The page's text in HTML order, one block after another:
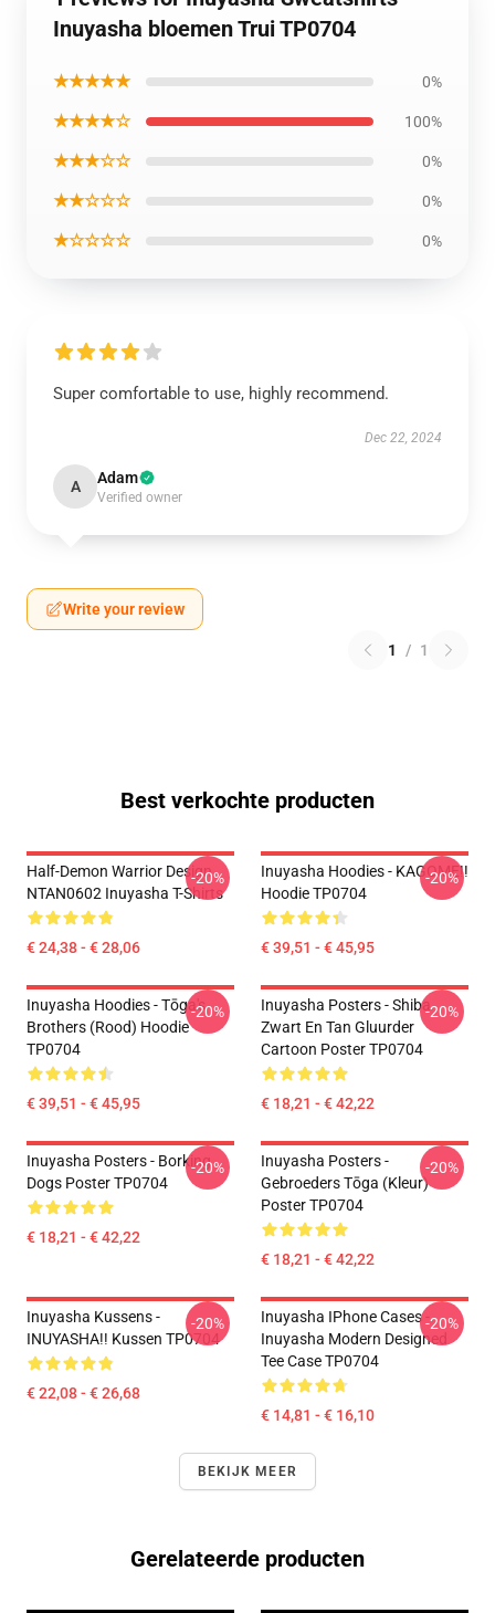
Inuyasha bloemen Trui TP0704
★★★★★ 0%
★★★★☆ 100%
★★★☆☆ 0%
★★☆☆☆ 0%
★☆☆☆☆ 0%
Super comfortable to use, highly recommend.
Dec 22, 2024
A Adam
Verified owner
Write your review
1 / 1
Best verkochte producten
Half-Demon Warrior Design
NTAN0602 Inuyasha T-Shirts
€ 24,38 - € 28,06
-20%
Inuyasha Hoodies - KAGOME!!
Hoodie TP0704
€ 39,51 - € 45,95
-20%
Inuyasha Hoodies - Tōga's
Brothers (rood) Hoodie
TP0704
€ 39,51 - € 45,95
-20%
Inuyasha Posters - Shiba
Zwart En Tan Gluurder
Cartoon Poster TP0704
€ 18,21 - € 42,22
-20%
Inuyasha Posters - Borking
Dogs Poster TP0704
€ 18,21 - € 42,22
-20%
Inuyasha Posters -
Gebroeders Tōga (kleur)
Poster TP0704
€ 18,21 - € 42,22
-20%
Inuyasha Kussens -
INUYASHA!! Kussen TP0704
€ 22,08 - € 26,68
-20%
Inuyasha IPhone Cases -
Inuyasha Modern Designed
Tee Case TP0704
€ 14,81 - € 16,10
-20%
BEKIJK MEER
Gerelateerde producten